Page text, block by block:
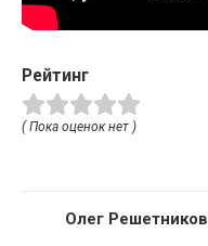
Рейтинг
( Пока оценок нет )
Олег Решетников